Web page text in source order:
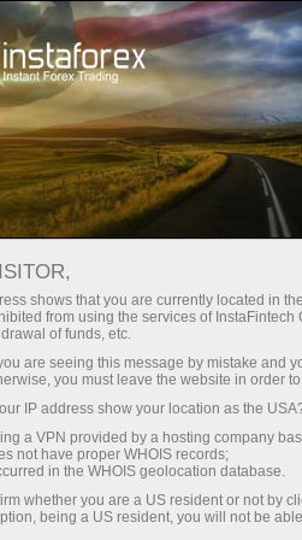
ইন্সটাফরেক্স সম্পর্কে
আপনি কি বর্তমান সব ঘটনা সম্পর্কে
ইন্সটাফরেক্স ট্রেডিং সূচি পরিবর্তন?
আকর্ষণীয় সম্পর্কে উপকরণ প্রকাশিত
স্বাগত
shows that you are currently located in
from using the services of
of funds, etc.
are seeing this message by mistake and
you must leave the website in order
IP address show your location as the
a VPN provided by a hosting company
not have proper WHOIS records;
in the WHOIS geolocation database.
whether you are a US resident or not by
being a US resident, you will not be